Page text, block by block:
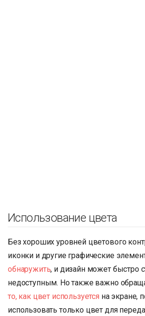
Использование цвета
Без хороших уровней цветового
иконки и другие графические
обнаружить, и дизайн может быстро
недоступным. Но также важно
то, как цвет используется на экране,
использовать только цвет для